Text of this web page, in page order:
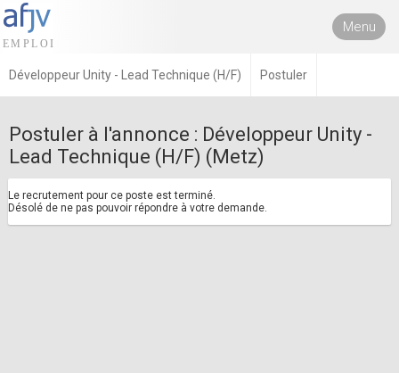
Menu
Développeur Unity - Lead Technique (H/F) Postuler
Postuler à l'annonce : Développeur Unity -
Lead Technique (H/F) (Metz)
Le recrutement pour ce poste est terminé.
Désolé de ne pas pouvoir répondre à votre demande.